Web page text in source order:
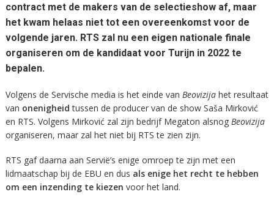
contract met de makers van de selectieshow af, maar
het kwam helaas niet tot een overeenkomst voor de
volgende jaren. RTS zal nu een eigen nationale finale
organiseren om de kandidaat voor Turijn in 2022 te
bepalen.
Volgens de Servische media is het einde van Beovizijahet resultaat
van onenigheid tussen de producer van de show Saša Mirković
en RTS. Volgens Mirković zal zijn bedrijf Megaton alsnog Beovizija
organiseren, maar zal het niet bij RTS te zien zijn.
RTS gaf daarna aan Servië’s enige omroep te zijn met een
lidmaatschap bij de EBU en dus als enige het recht te hebben
om een inzending te kiezen voor het land.